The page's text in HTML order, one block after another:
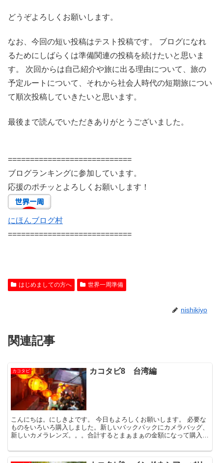
どうぞよろしくお願いします。
なお、今回の短い投稿はテスト投稿です。 ブログになれ
るためにしばらくは準備関連の投稿を続けたいと思いま
す。 次回からは自己紹介や旅に出る理由について、旅の
予定ルートについて、それから社会人時代の短期旅につい
て順次投稿していきたいと思います。
最後まで読んでいただきありがとうございました。
============================
ブログランキングに参加しています。
応援のポチッとよろしくお願いします！
にほんブログ村
============================
はじめましての方へ 世界一周準備
nishikiyo
関連記事
カコタビ カコタビ8 台湾編
こんにちは。にしきよです。 今日もよろしくお願いします。 必要な
ものをいろいろ購入しました。新しいバックパックにカメラバッグ、
新しいカメラレンズ。。。合計するとまぁまぁの金額になって購入ボ